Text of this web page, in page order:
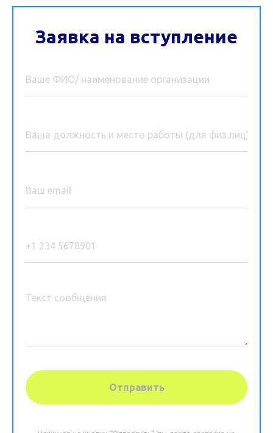
Заявка на вступление
Отправить